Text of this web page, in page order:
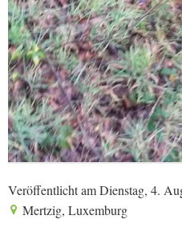
Veröffentlicht am Dienstag, 4.
Mertzig, Luxemburg